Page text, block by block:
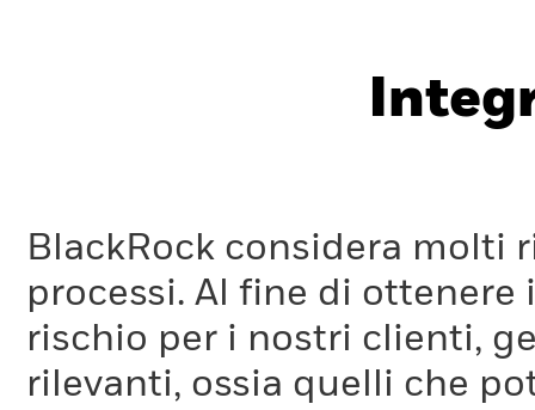
BlackRock considera molti
processi. Al fine di
rischio per i nostri clienti,
rilevanti, ossia quelli che